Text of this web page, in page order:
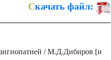
Скачать файл:
/ М.Д.Дибиров [и